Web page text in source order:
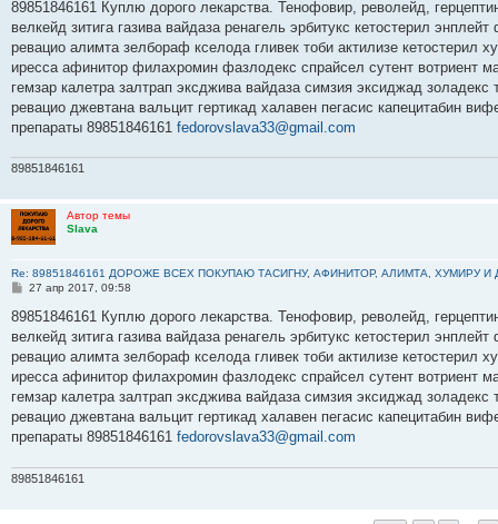
о
щ
е
и
е
89851846161 Куплю дорого лекарства. Тенофовир, револейд,
велкейд зитига газива вайдаза ренагель эрбитукс кетостерил
ревацио алимта зелбораф кселода гливек тоби актилизе кетостерил
иресса афинитор филахромин фазлодекс спрайсел сутент вотриент
гемзар калетра залтрап эксджива вайдаза симзия эксиджад
ревацио джевтана вальцит гертикад халавен пегасис капецитабин
препараты 89851846161 fedorovslava33@gmail.com
89851846161
Автор темы
Slava
Re: 89851846161 ДОРОЖЕ ВСЕХ ПОКУПАЮ ТАСИГНУ, АФИНИТОР, АЛИМТА, ХУМИРУ И
С
о
щ
е
и
е
27 апр 2017, 09:58
89851846161 Куплю дорого лекарства. Тенофовир, револейд,
велкейд зитига газива вайдаза ренагель эрбитукс кетостерил
ревацио алимта зелбораф кселода гливек тоби актилизе кетостерил
иресса афинитор филахромин фазлодекс спрайсел сутент вотриент
гемзар калетра залтрап эксджива вайдаза симзия эксиджад
ревацио джевтана вальцит гертикад халавен пегасис капецитабин
препараты 89851846161 fedorovslava33@gmail.com
89851846161